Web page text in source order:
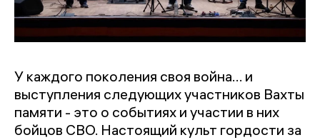
У каждого поколения своя война… и
выступления следующих участников Вахты
памяти - это о событиях и участии в них
бойцов СВО. Настоящий культ гордости за